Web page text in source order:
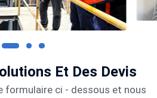
Et Des Devis
formulaire ci - dessous et nous